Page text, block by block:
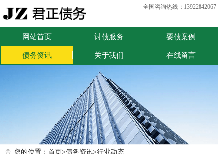
全国咨询热线：13922842067
网站首页 讨债服务 要债案例
债务资讯 关于我们 在线留言
您的位置： 首页>债务资讯>行业动态